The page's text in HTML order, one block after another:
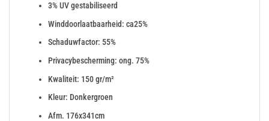
3% UV gestabiliseerd
Winddoorlaatbaarheid: ca25%
Schaduwfactor: 55%
Privacybescherming: ong. 75%
Kwaliteit: 150 gr/m²
Kleur: Donkergroen
Afm. 176x341cm